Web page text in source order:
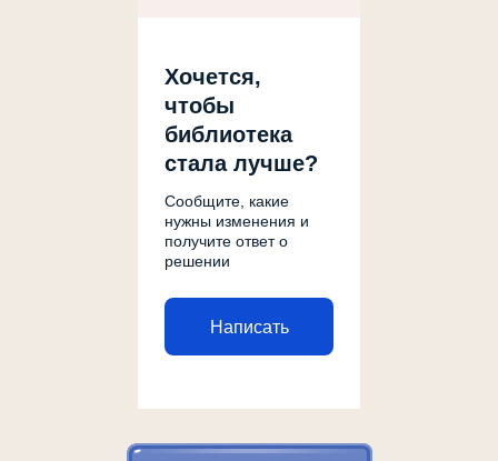
Хочется,
чтобы
библиотека
стала лучше?
Сообщите, какие
нужны изменения и
получите ответ о
решении
Написать